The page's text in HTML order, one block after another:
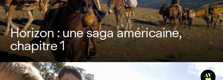
Horizon : une saga américaine,
chapitre 1